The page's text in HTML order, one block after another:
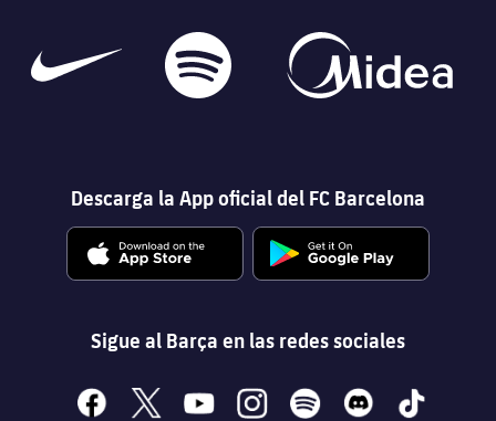
Descarga la App oficial del FC Barcelona
Sigue al Barça en las redes sociales
facebook
x youtubeinstagramspotify discord tiktok